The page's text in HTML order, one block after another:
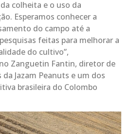
colheita e o uso da
Esperamos conhecer a
do campo até a
feitas para melhorar a
do cultivo”,
Zanguetin Fantin, diretor de
Jazam Peanuts e um dos
brasileira do Colombo